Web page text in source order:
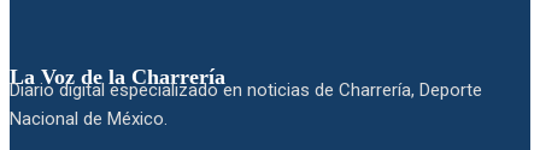
La Voz de la Charrería
Diario digital especializado en noticias de Charrería, Deporte
Nacional de México.